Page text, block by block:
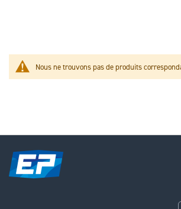
Nous ne trouvons pas de produits